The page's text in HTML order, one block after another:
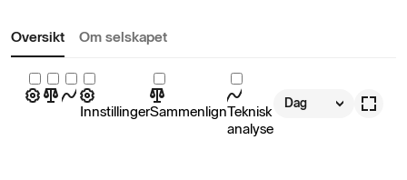
Oversikt Om selskapet
InnstillingerSammenlignTeknisk
analyse
Dag